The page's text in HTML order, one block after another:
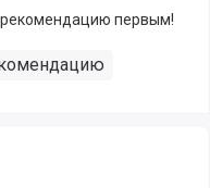
первым!